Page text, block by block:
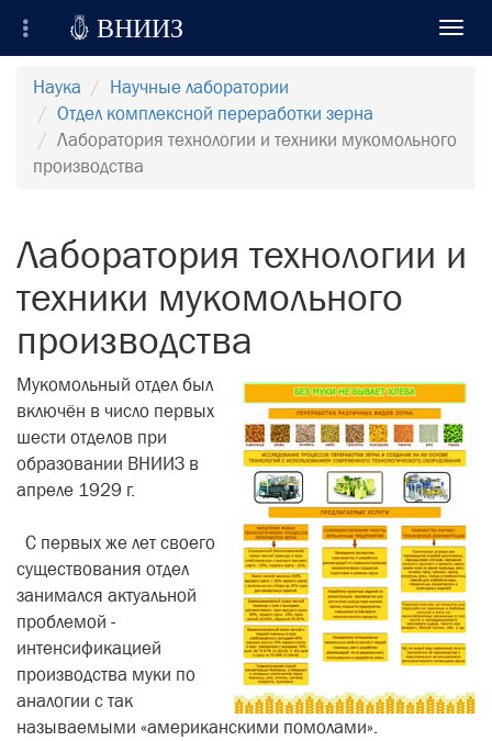
Всероссийский Научно-Исследовательский
Институт Зерна и продуктов его переработки
Регистрация
Отправить сообщение
 ВНИИЗ
Наука
Научные лаборатории
Отдел комплексной переработки зерна
Лаборатория технологии и техники мукомольного
производства
Лаборатория технологии и
техники мукомольного
производства
Мукомольный отдел был
включён в число первых
шести отделов при
образовании ВНИИЗ в
апреле 1929 г.
С первых же лет своего
существования отдел
занимался актуальной
проблемой -
интенсификацией
производства муки по
аналогии с так
называемыми «американскими помолами».